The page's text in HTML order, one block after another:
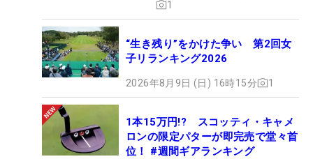
1
“生き残り”をかけた争い 第2回女
子リランキング2026
2026年8月9日 (日) 16時15分 1
1本15万円!? スコッティ・キャメ
ロンの限定パターが即完売で堂々首
位！ #週間ギアランキング